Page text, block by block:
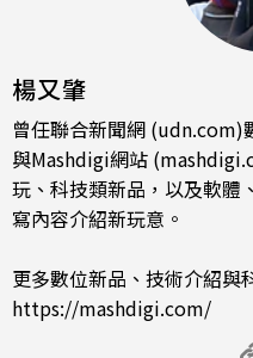
楊又肇
曾任聯合新聞網 (udn.com)
與Mashdigi網站
玩、科技類新品，以及軟體
寫內容介紹新玩意。
更多數位新品、技術介紹與
https://mashdigi.com/